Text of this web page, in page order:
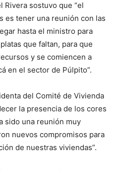
Rivera sostuvo que “el
es tener una reunión con las
hasta el ministro para
que faltan, para que
y se comiencen a
en el sector de Púlpito”.
del Comité de Vivienda
la presencia de los cores
sido una reunión muy
nuevos compromisos para
de nuestras viviendas”.